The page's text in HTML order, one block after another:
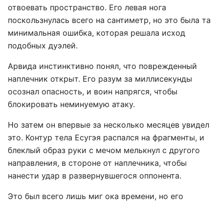
отвоевать пространство. Его левая нога
поскользнулась всего на сантиметр, но это была та
минимальная ошибка, которая решала исход
подобных дуэлей.
Арвида инстинктивно понял, что поврежденный
наплечник открыт. Его разум за миллисекунды
осознал опасность, и воин напрягся, чтобы
блокировать неминуемую атаку.
Но затем он впервые за несколько месяцев увидел
это. Контур тела Есугэя распался на фрагменты, и
блеклый образ руки с мечом мелькнул с другого
направления, в стороне от наплечника, чтобы
нанести удар в развернувшегося оппонента.
Это был всего лишь миг ока времени, но его